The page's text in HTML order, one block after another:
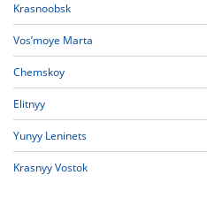
Krasnoobsk
Vos’moye Marta
Chemskoy
Elitnyy
Yunyy Leninets
Krasnyy Vostok